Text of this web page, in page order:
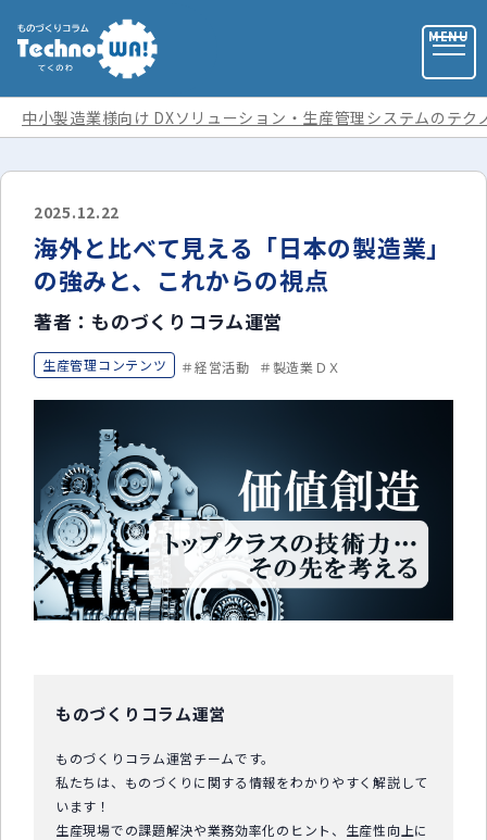
お役立ち資料
運営会社
中小企業診断士コラム
生産管理コンテンツ
イベント開催レポート
セミナーアーカイブ
導入事例
中小製造業様向け DXソリューション・生産管理システムのテク
2025.12.22
海外と比べて見える「日本の製造業」
の強みと、これからの視点
著者：ものづくりコラム運営
生産管理コンテンツ 経営活動 製造業ＤＸ
ものづくりコラム運営
ものづくりコラム運営チームです。
私たちは、ものづくりに関する情報をわかりやすく解説して
います！
生産現場での課題解決や業務効率化のヒント、生産性向上に